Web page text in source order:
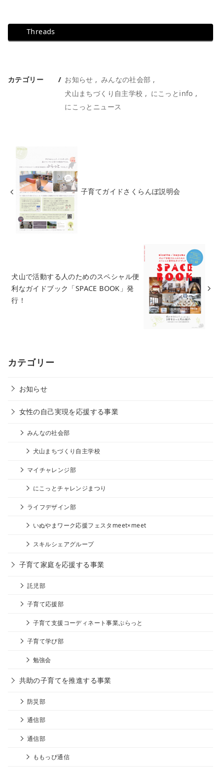
Threads
カテゴリー お知らせ
みんなの社会部
犬山まちづくり自主学校
にこっとinfo
にこっとニュース
子育てガイドさくらんぼ説明会
犬山で活動する人のためのスペシャル便
利なガイドブック「SPACE BOOK」発
行！
カテゴリー
お知らせ
女性の自己実現を応援する事業
みんなの社会部
犬山まちづくり自主学校
マイチャレンジ部
にこっとチャレンジまつり
ライフデザイン部
いぬやまワーク応援フェスタmeet×meet
スキルシェアグループ
子育て家庭を応援する事業
託児部
子育て応援部
子育て支援コーディネート事業ぷらっと
子育て学び部
勉強会
共助の子育てを推進する事業
防災部
通信部
通信部
ももっぴ通信